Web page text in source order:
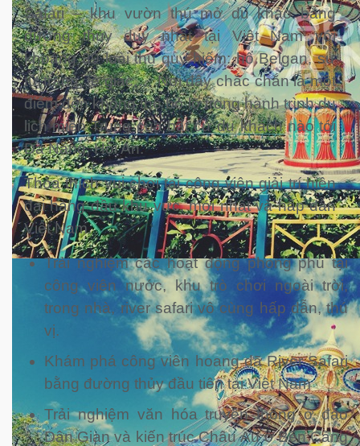
Safari – khu vườn thú mở du khảo bằng
đường thủy duy nhất tại Việt Nam với
khoảng 39 loài thú quý hiếm: hổ Belgan, sư
tử trắng, tê giác,… Nơi đây chắc chắn là một
điểm đến không thể bỏ lỡ trong hành trình du
lịch miền Trung của bất cứ du khách nào tới
Đà Nẵng, Hội An.
Thỏa thích vui chơi tại công viên giải trí hiện
đại hàng đầu khu vực, mới nhất và hấp dẫn
Việt Nam.
Trải nghiệm các hoạt động phong phú tại
công viên nước, khu trò chơi ngoài trời,
trong nhà, river safari vô cùng hấp dẫn, thú
vị.
Khám phá công viên hoang dã River Safari
bằng đường thủy đầu tiên tại Việt Nam
Trải nghiệm văn hóa truyền thống ở đảo
Dân Gian và kiến trúc Châu Âu ở Bến Cảng